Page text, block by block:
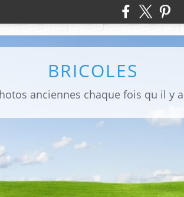
BRICOLES